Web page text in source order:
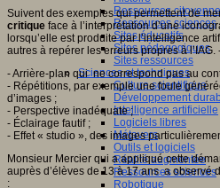
Ressources
Ressources sciences
Sites éducatifs
Sites pédagogiques
Sites ressources
Sciences et techniques
Culture scientifique
Développement
Intelligence artificielle
Logiciels libres
Métavers
Outils et logiciels
Réalité augmentée
Ressources sciences
Robotique
Suivent des exemples qui permettent de
critique face à l’interprétation d’une
lorsqu’elle est produite par l’intelligence
autres à repérer les erreurs propres à
- Arrière-plan qui ne correspond pas au
- Répétitions, par exemple une foule
d’images ;
- Perspective inadéquate ;
- Éclairage fautif ;
- Effet « studio », des images
Monsieur Mercier qui a appliqué cette
auprès d’élèves de 13 à 17 ans a observé
: